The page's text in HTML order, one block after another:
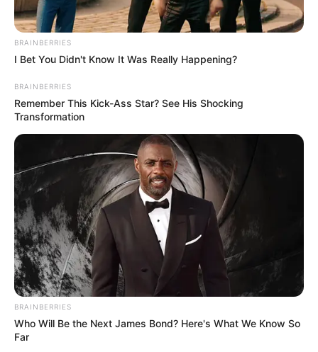
Luisa comentó que su pareja le dijo, “ espérame hasta
que llegue de grabar la novela y nos hacemos la prueba
juntos”, ante esto Pipe complemento lo sucedido, “exacto,
chimba”.
Finalmente, la influenciadora dijo que desde hace un
buen tiempo el cantante de música popular le estaba
pidiendo otro hijo, además de aclarar que este embarazo
ha sido distinto porque ha sentido más fuertes los
síntomas, m
uchos alimentos como la cebolla y el ajo le
generan asco produciéndole nauseas constantes hasta
en los centros comerciales.
COMPARTIR
BRAINBERRIES
I Bet You Didn't Know It Was Really Happening?
BRAINBERRIES
Remember This Kick-Ass Star? See His Shocking
Transformation
BRAINBERRIES
Who Will Be the Next James Bond? Here's What We Know So
Far